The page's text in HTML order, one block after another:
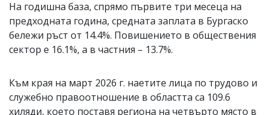
На годишна база, спрямо първите три месеца на
предходната година, средната заплата в Бургаско
бележи ръст от 14.4%. Повишението в обществения
сектор е 16.1%, а в частния – 13.7%.
Към края на март 2026 г. наетите лица по трудово и
служебно правоотношение в областта са 109.6
хиляди, което поставя региона на четвърто място в